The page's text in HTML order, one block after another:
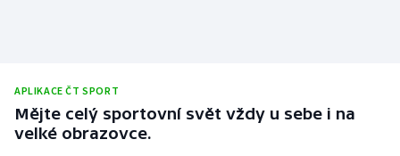
APLIKACE ČT SPORT
Mějte celý sportovní svět vždy u sebe i na
velké obrazovce.